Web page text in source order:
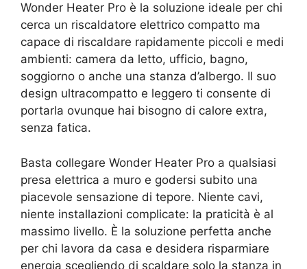
Wonder Heater Pro è la soluzione ideale per chi
cerca un riscaldatore elettrico compatto ma
capace di riscaldare rapidamente piccoli e medi
ambienti: camera da letto, ufficio, bagno,
soggiorno o anche una stanza d’albergo. Il suo
design ultracompatto e leggero ti consente di
portarla ovunque hai bisogno di calore extra,
senza fatica.
Basta collegare Wonder Heater Pro a qualsiasi
presa elettrica a muro e godersi subito una
piacevole sensazione di tepore. Niente cavi,
niente installazioni complicate: la praticità è al
massimo livello. È la soluzione perfetta anche
per chi lavora da casa e desidera risparmiare
energia scegliendo di scaldare solo la stanza in